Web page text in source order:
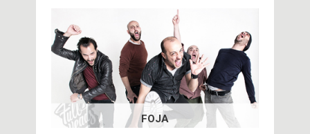
FOJA